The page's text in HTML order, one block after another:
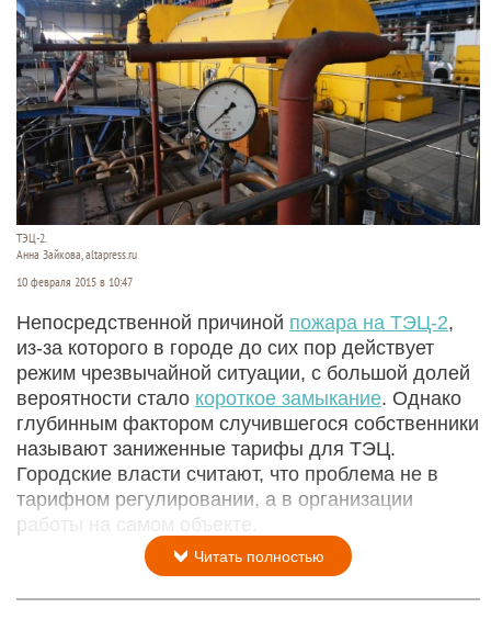
ТЭЦ-2.
Анна Зайкова, altapress.ru
10 февраля 2015 в 10:47
Непосредственной причиной пожара на ТЭЦ-2,
из-за которого в городе до сих пор действует
режим чрезвычайной ситуации, с большой долей
вероятности стало короткое замыкание. Однако
глубинным фактором случившегося собственники
называют заниженные тарифы для ТЭЦ.
Городские власти считают, что проблема не в
тарифном регулировании, а в организации
работы на самом объекте.
Читать полностью